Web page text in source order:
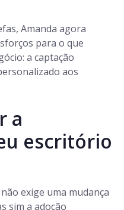
Amanda agora
para o que
a captação
aos
a
escritório
exige uma mudança
sim a adoção